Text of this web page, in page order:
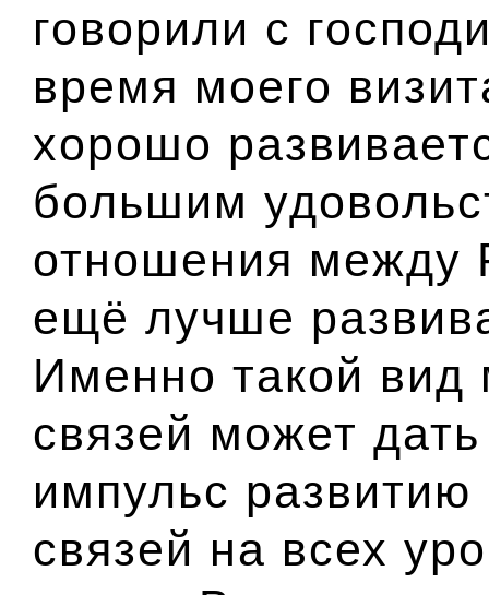
говорили с
время моего
хорошо
большим
отношения между
ещё лучше
Именно такой вид
связей может
импульс
связей на всех